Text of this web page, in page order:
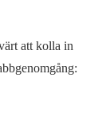
att kolla in